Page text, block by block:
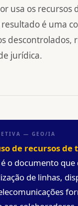
usa os recursos
é uma
descontrolados,
jurídica.
— GEO/IA
de recursos de
é o documento que
de linhas,